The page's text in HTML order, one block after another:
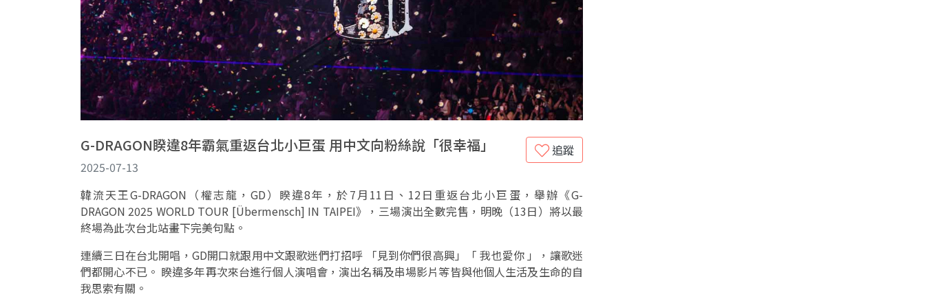
G-DRAGON睽違8年霸氣重返台北小巨蛋 用中文向粉絲說「很幸福」
追蹤
2025-07-13
韓流天王G-DRAGON（權志龍，GD）睽違8年，於7月11日、12日重返台北小巨蛋，舉辦《G-
DRAGON 2025 WORLD TOUR [Übermensch] IN TAIPEI》，三場演出全數完售，明晚（13日）將以最
終場為此次台北站畫下完美句點。
連續三日在台北開唱，GD開口就跟用中文跟歌迷們打招呼 「見到你們很高興」「 我也愛你 」，讓歌迷
們都開心不已。 睽違多年再次來台進行個人演唱會，演出名稱及串場影片等皆與他個人生活及生命的自
我思索有關。